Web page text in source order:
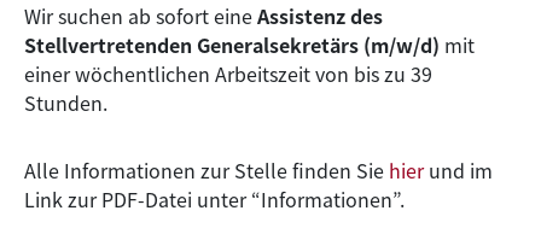
Wir suchen ab sofort eineAssistenz des
Stellvertretenden Generalsekretärs (m/w/d) mit
einer wöchentlichen Arbeitszeit von bis zu 39
Stunden.
Alle Informationen zur Stelle finden Sie hierund im
Link zur PDF-Datei unter “Informationen”.